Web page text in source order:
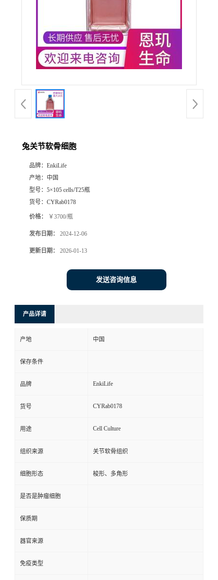
兔关节软骨细胞
品牌： EnkiLife
产地： 中国
型号： 5×105 cells/T25瓶
货号： CYRab0178
价格： ￥3700/瓶
发布日期： 2024-12-06
更新日期： 2026-01-13
发送咨询信息
产品详请
产地 中国
保存条件
品牌 EnkiLife
货号 CYRab0178
用途 Cell Culture
组织来源 关节软骨组织
细胞形态 梭形、多角形
是否是肿瘤细胞
保质期
器官来源
免疫类型